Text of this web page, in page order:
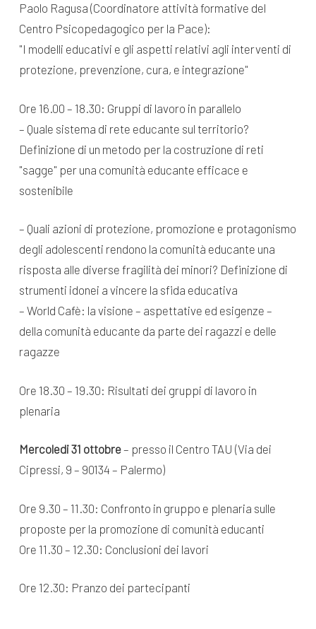
Paolo Ragusa (Coordinatore attività formative del
Centro Psicopedagogico per la Pace):
"I modelli educativi e gli aspetti relativi agli interventi di
protezione, prevenzione, cura, e integrazione"
Ore 16.00 – 18.30: Gruppi di lavoro in parallelo
– Quale sistema di rete educante sul territorio?
Definizione di un metodo per la costruzione di reti
"sagge" per una comunità educante efficace e
sostenibile
– Quali azioni di protezione, promozione e protagonismo
degli adolescenti rendono la comunità educante una
risposta alle diverse fragilità dei minori? Definizione di
strumenti idonei a vincere la sfida educativa
– World Cafè: la visione – aspettative ed esigenze –
della comunità educante da parte dei ragazzi e delle
ragazze
Ore 18.30 – 19.30: Risultati dei gruppi di lavoro in
plenaria
Mercoledi 31 ottobre– presso il Centro TAU (Via dei
Cipressi, 9 – 90134 – Palermo)
Ore 9.30 – 11.30: Confronto in gruppo e plenaria sulle
proposte per la promozione di comunità educanti
Ore 11.30 – 12.30: Conclusioni dei lavori
Ore 12.30: Pranzo dei partecipanti